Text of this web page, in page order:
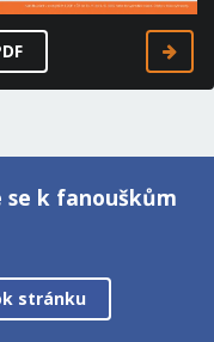
se k fanouškům
stránku